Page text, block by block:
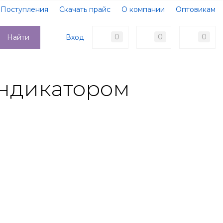
Поступления Скачать прайс О компании
Оптовикам
Доставка
Контакты
Вход 0 0 0
Найти